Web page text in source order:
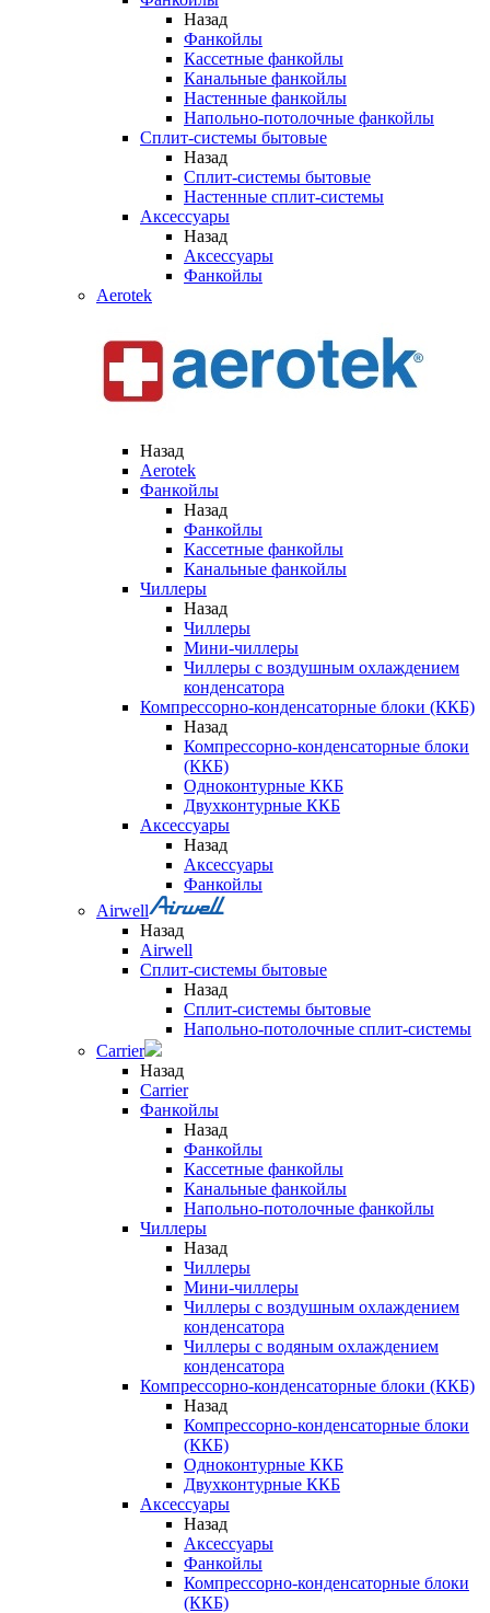
Назад
Фанкойлы
Кассетные фанкойлы
Канальные фанкойлы
Настенные фанкойлы
Напольно-потолочные фанкойлы
Сплит-системы бытовые
Назад
Сплит-системы бытовые
Настенные сплит-системы
Аксессуары
Назад
Аксессуары
Фанкойлы
Aerotek
Назад
Aerotek
Фанкойлы
Назад
Фанкойлы
Кассетные фанкойлы
Канальные фанкойлы
Чиллеры
Назад
Чиллеры
Мини-чиллеры
Чиллеры с воздушным охлаждением
конденсатора
Компрессорно-конденсаторные блоки (ККБ)
Назад
Компрессорно-конденсаторные блоки
(ККБ)
Одноконтурные ККБ
Двухконтурные ККБ
Аксессуары
Назад
Аксессуары
Фанкойлы
Airwell
Назад
Airwell
Сплит-системы бытовые
Назад
Сплит-системы бытовые
Напольно-потолочные сплит-системы
Carrier
Назад
Carrier
Фанкойлы
Назад
Фанкойлы
Кассетные фанкойлы
Канальные фанкойлы
Напольно-потолочные фанкойлы
Чиллеры
Назад
Чиллеры
Мини-чиллеры
Чиллеры с воздушным охлаждением
конденсатора
Чиллеры с водяным охлаждением
конденсатора
Компрессорно-конденсаторные блоки (ККБ)
Назад
Компрессорно-конденсаторные блоки
(ККБ)
Одноконтурные ККБ
Двухконтурные ККБ
Аксессуары
Назад
Аксессуары
Фанкойлы
Компрессорно-конденсаторные блоки
(ККБ)